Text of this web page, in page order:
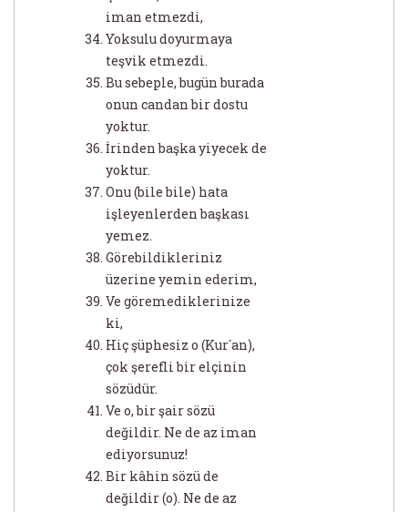
iman etmezdi,
Yoksulu doyurmaya
teşvik etmezdi.
Bu sebeple, bugün burada
onun candan bir dostu
yoktur.
İrinden başka yiyecek de
yoktur.
Onu (bile bile) hata
işleyenlerden başkası
yemez.
Görebildikleriniz
üzerine yemin ederim,
Ve göremediklerinize
ki,
Hiç şüphesiz o (Kur´an),
çok şerefli bir elçinin
sözüdür.
Ve o, bir şair sözü
değildir. Ne de az iman
ediyorsunuz!
Bir kâhin sözü de
değildir (o). Ne de az